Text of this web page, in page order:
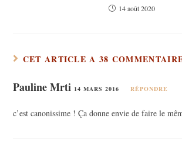
14 août 2020
CET ARTICLE A 38
Pauline Mrti 14 MARS 2016 RÉPONDRE
c’est canonissime ! Ça donne envie de faire le